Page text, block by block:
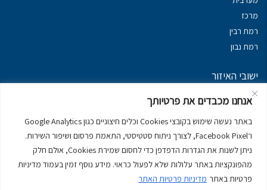
אנחנו מכבדים את פרטיותך
באתר נעשה שימוש בקובצי Cookies וכלים חיצוניים כגון Google Analytics
ו־Facebook Pixel, לצורך ניתוח סטטיסטי, התאמת פרסום ושיפור השירות.
ניתן לשנות את הגדרות הדפדפן כדי לחסום שמירת Cookies, אולם חלק
מהפונקציות באתר עלולות שלא לפעול כראוי. מידע נוסף זמין בעמוד מדיניות
פרטיות באתר מדיניות פרטיות האתר
מרכז
רמת רבין
רמת נבון
ישובי האיזור
נכסים במשגב
מרום הגליל